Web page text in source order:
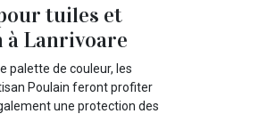
tuiles et
Lanrivoare
palette de couleur, les
Poulain feront profiter
une protection des